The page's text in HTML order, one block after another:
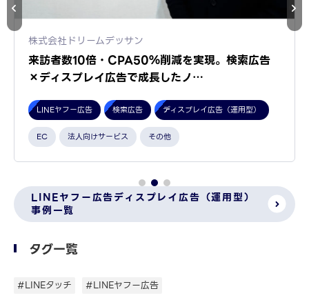
株式会社ドリームデッサン
来訪者数10倍・CPA50％削減を実現。検索広告
×ディスプレイ広告で成長したノ…
LINEヤフー広告 検索広告 ディスプレイ広告（運用型）
EC 法人向けサービス その他
LINEヤフー広告ディスプレイ広告（運用型）
事例一覧
タグ一覧
#LINEタッチ
#LINEヤフー広告